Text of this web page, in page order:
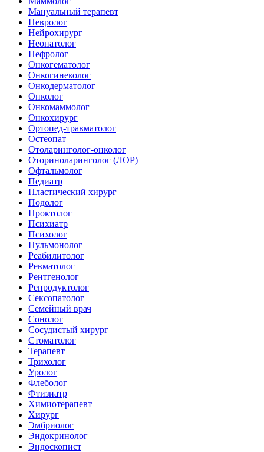
Мануальный терапевт
Невролог
Нейрохирург
Неонатолог
Нефролог
Онкогематолог
Онкогинеколог
Онкодерматолог
Онколог
Онкомаммолог
Онкохирург
Ортопед-травматолог
Остеопат
Отоларинголог-онколог
Оториноларинголог (ЛОР)
Офтальмолог
Педиатр
Пластический хирург
Подолог
Проктолог
Психиатр
Психолог
Пульмонолог
Реабилитолог
Ревматолог
Рентгенолог
Репродуктолог
Сексопатолог
Семейный врач
Сонолог
Сосудистый хирург
Стоматолог
Терапевт
Трихолог
Уролог
Флеболог
Фтизиатр
Химиотерапевт
Хирург
Эмбриолог
Эндокринолог
Эндоскопист